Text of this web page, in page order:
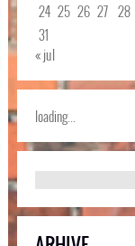
24 25 26 27 28
31
« jul
loading...